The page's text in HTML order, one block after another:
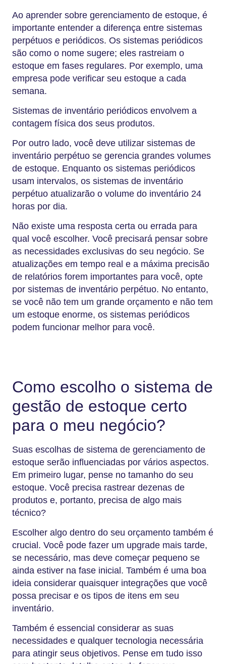
Ao aprender sobre gerenciamento de estoque, é
importante entender a diferença entre sistemas
perpétuos e periódicos. Os sistemas periódicos
são como o nome sugere; eles rastreiam o
estoque em fases regulares. Por exemplo, uma
empresa pode verificar seu estoque a cada
semana.
Sistemas de inventário periódicos envolvem a
contagem física dos seus produtos.
Por outro lado, você deve utilizar sistemas de
inventário perpétuo se gerencia grandes volumes
de estoque. Enquanto os sistemas periódicos
usam intervalos, os sistemas de inventário
perpétuo atualizarão o volume do inventário 24
horas por dia.
Não existe uma resposta certa ou errada para
qual você escolher. Você precisará pensar sobre
as necessidades exclusivas do seu negócio. Se
atualizações em tempo real e a máxima precisão
de relatórios forem importantes para você, opte
por sistemas de inventário perpétuo. No entanto,
se você não tem um grande orçamento e não tem
um estoque enorme, os sistemas periódicos
podem funcionar melhor para você.
Como escolho o sistema de
gestão de estoque certo
para o meu negócio?
Suas escolhas de sistema de gerenciamento de
estoque serão influenciadas por vários aspectos.
Em primeiro lugar, pense no tamanho do seu
estoque. Você precisa rastrear dezenas de
produtos e, portanto, precisa de algo mais
técnico?
Escolher algo dentro do seu orçamento também é
crucial. Você pode fazer um upgrade mais tarde,
se necessário, mas deve começar pequeno se
ainda estiver na fase inicial. Também é uma boa
ideia considerar quaisquer integrações que você
possa precisar e os tipos de itens em seu
inventário.
Também é essencial considerar as suas
necessidades e qualquer tecnologia necessária
para atingir seus objetivos. Pense em tudo isso